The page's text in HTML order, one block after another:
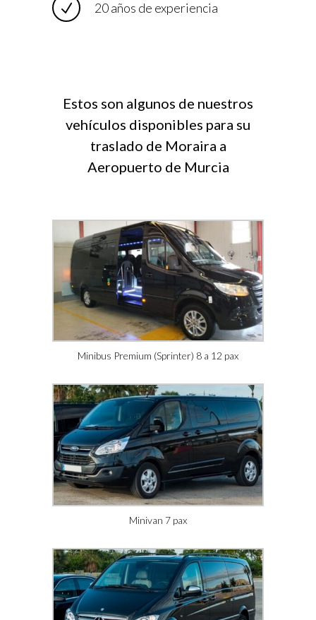
20 años de experiencia
Estos son algunos de nuestros
vehículos disponibles para su
traslado de Moraira a
Aeropuerto de Murcia
Minibus Premium (Sprinter) 8 a 12 pax
Minivan 7 pax